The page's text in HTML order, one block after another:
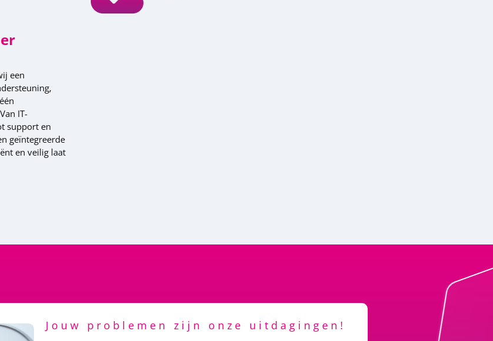
een
IT-
support en
geïntegreerde
en veilig laat
Jouw problemen zijn onze uitdagingen!